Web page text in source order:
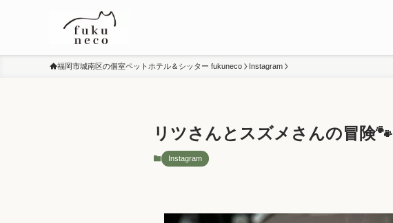
福岡市城南区の個室ペットホテル＆シッター fukuneco Instagram
リツさんとスズメさんの冒険🐾
Instagram